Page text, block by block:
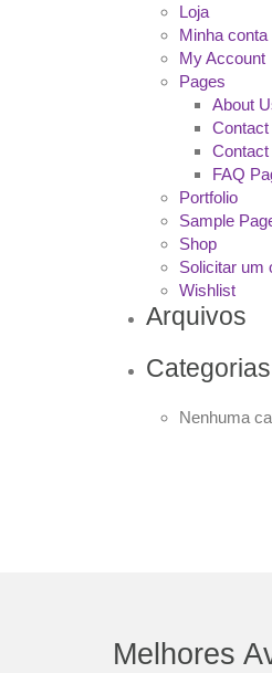
Loja
Minha conta
My Account
Pages
About
Contact
FAQ
Portfolio
Sample
Shop
Solicitar um
Wishlist
Arquivos
Categorias
Nenhuma
Melhores